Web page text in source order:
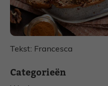
Tekst: Francesca
Categorieën